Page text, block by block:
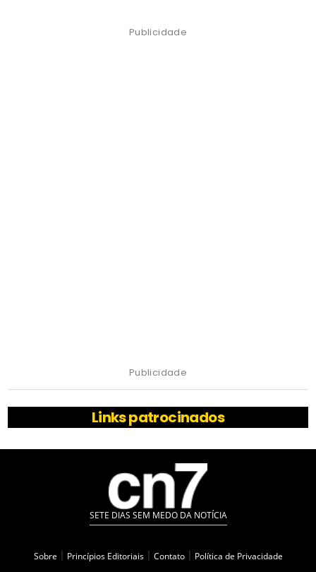
Publicidade
Publicidade
Links patrocinados
SETE DIAS SEM MEDO DA NOTÍCIA
Sobre Princípios Editoriais Contato Política de Privacidade